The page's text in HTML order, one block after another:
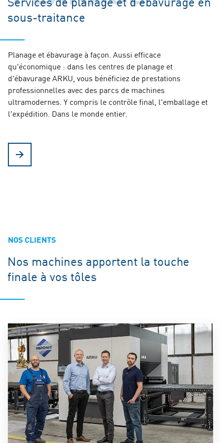
sous-traitance
Planage et ébavurage à façon. Aussi efficace
qu'économique : dans les centres de planage et
d'ébavurage ARKU, vous bénéficiez de prestations
professionnelles avec des parcs de machines
ultramodernes. Y compris le contrôle final, l'emballage et
l'expédition. Dans le monde entier.
NOS CLIENTS
Nos machines apportent la touche
finale à vos tôles